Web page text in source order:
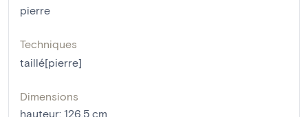
pierre
Techniques
taillé[pierre]
Dimensions
hauteur: 126.5 cm